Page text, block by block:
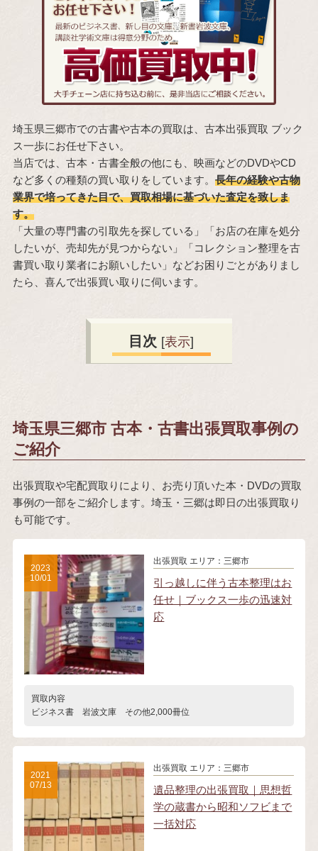
埼玉県三郷市での古書や古本の買取は、古本出張買取 ブック
ス一歩にお任せ下さい。
当店では、古本・古書全般の他にも、映画などのDVDやCD
など多くの種類の買い取りをしています。 長年の経験や古物
業界で培ってきた目で、買取相場に基づいた査定を致しま
す。
「大量の専門書の引取先を探している」「お店の在庫を処分
したいが、売却先が見つからない」「コレクション整理を古
書買い取り業者にお願いしたい」などお困りごとがありまし
たら、喜んで出張買い取りに伺います。
目次 [表示]
埼玉県三郷市 古本・古書出張買取事例の
ご紹介
出張買取や宅配買取りにより、お売り頂いた本・DVDの買取
事例の一部をご紹介します。埼玉・三郷は即日の出張買取り
も可能です。
出張買取 エリア：三郷市
引っ越しに伴う古本整理はお
任せ｜ブックス一歩の迅速対
応
買取内容
ビジネス書 岩波文庫 その他2,000冊位
2023
10/01
出張買取 エリア：三郷市
遺品整理の出張買取｜思想哲
学の蔵書から昭和ソフビまで
一括対応
2021
07/13